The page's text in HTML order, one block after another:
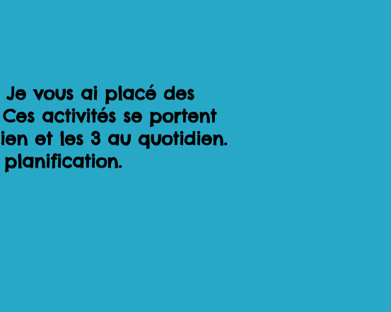
vous ai placé des
activités se portent
et les 3 au quotidien.